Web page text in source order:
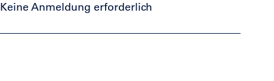
Keine Anmeldung erforderlich